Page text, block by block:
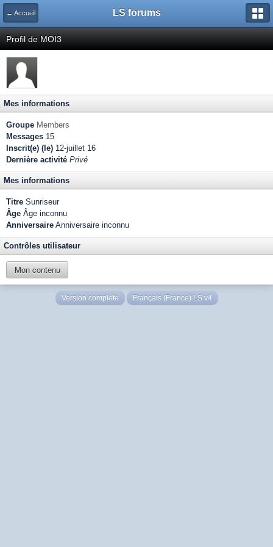
← Accueil LS forums
Profil de MOI3
Mes informations
Groupe Members
Messages 15
Inscrit(e) (le) 12-juillet 16
Dernière activité Privé
Mes informations
Titre Sunriseur
Âge Âge inconnu
Anniversaire Anniversaire inconnu
Contrôles utilisateur
Mon contenu
Version complète Français (France) LS v4